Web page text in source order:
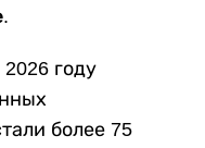
году
более 75